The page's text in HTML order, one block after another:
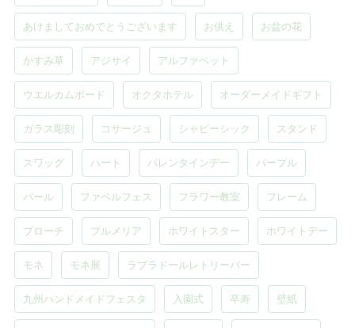
あけましておめでとうございます お供え お盆の花
かすみ草 アジサイ アルファベット
ウエルカムボード オクタホテル オーダーメイドギフト
ガラス彫刻 コサージュ シャビーシック スタンド
スワッグ ハート バレンタインデー パープル
パール ファベルフェス フラワー教室 フレーム
ブローチ プルメリア ホワイトスター ホワイトデー
モネ モネ展 ラブラドールレトリーバー
九州ハンドメイドフェスタ 入園式 卒寿 壁紙